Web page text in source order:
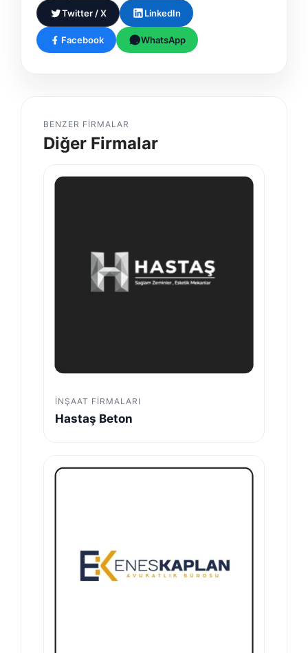
Twitter / X LinkedIn
Facebook WhatsApp
BENZER FIRMALAR
Diğer Firmalar
İNŞAAT FIRMALARI
Hastaş Beton